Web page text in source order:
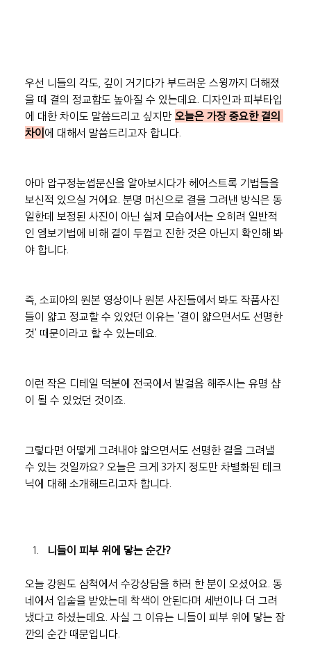
우선 니들의 각도, 깊이 거기다가 부드러운 스윙까지 더해졌
을 때 결의 정교함도 높아질 수 있는데요. 디자인과 피부타입
에 대한 차이도 말씀드리고 싶지만 오늘은 가장 중요한 결의
차이에 대해서 말씀드리고자 합니다.
아마 압구정눈썹문신을 알아보시다가 헤어스트록 기법들을
보신적 있으실 거에요. 분명 머신으로 결을 그려낸 방식은 동
일한데 보정된 사진이 아닌 실제 모습에서는 오히려 일반적
인 엠보기법에 비해 결이 두껍고 진한 것은 아닌지 확인해 봐
야 합니다.
즉, 소피아의 원본 영상이나 원본 사진들에서 봐도 작품사진
들이 얇고 정교할 수 있었던 이유는 '결이 얇으면서도 선명한
것' 때문이라고 할 수 있는데요.
이런 작은 디테일 덕분에 전국에서 발걸음 해주시는 유명 샵
이 될 수 있었던 것이죠.
그렇다면 어떻게 그려내야 얇으면서도 선명한 결을 그려낼
수 있는 것일까요? 오늘은 크게 3가지 정도만 차별화된 테크
닉에 대해 소개해드리고자 합니다.
니들이 피부 위에 닿는 순간?
오늘 강원도 삼척에서 수강상담을 하러 한 분이 오셨어요. 동
네에서 입술을 받았는데 착색이 안된다며 세번이나 더 그려
냈다고 하셨는데요. 사실 그 이유는 니들이 피부 위에 닿는 잠
깐의 순간 때문입니다.